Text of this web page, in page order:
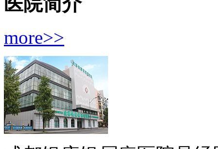
more>>